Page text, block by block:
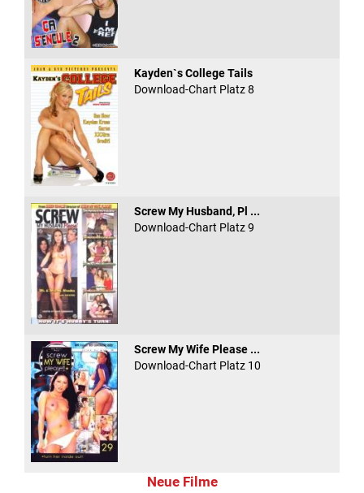
Kayden`s College Tails
Download-Chart Platz 8
Screw My Husband, Pl ...
Download-Chart Platz 9
Screw My Wife Please ...
Download-Chart Platz 10
Neue Filme